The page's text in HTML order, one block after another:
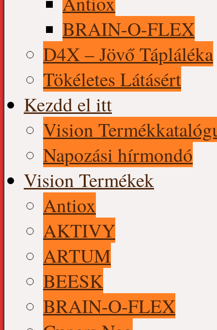
BRAIN-O-FLEX
D4X – Jövő Tápláléka
Tökéletes Látásért
Kezdd el itt
Vision
Napozási hírmondó
Vision Termékek
Antiox
AKTIVY
ARTUM
BEESK
BRAIN-O-FLEX